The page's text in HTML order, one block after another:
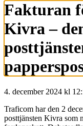
Fakturan
Kivra –
4. december 2024 kl
Traficom har den 2
posttjänsten Kivra som